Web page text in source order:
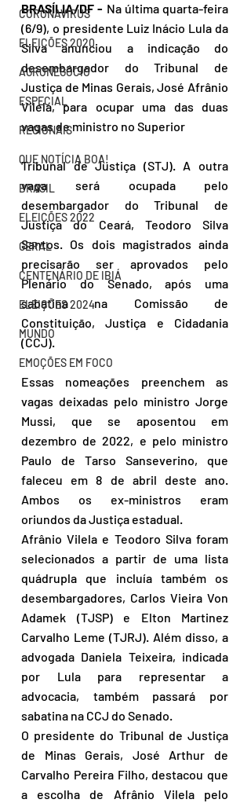
CORONAVÍRUS
ELEIÇÕES 2020
AGRONEGÓCIO
ESPECIAL
REGIONAIS
QUE NOTÍCIA BOA!
BRASIL
ELEIÇÕES 2022
GERAL
CENTENÁRIO DE IBIÁ
ELEIÇÕES 2024
MUNDO
EMOÇÕES EM FOCO
BRASÍLIA/DF - Na última quarta-feira
(6/9), o presidente Luiz Inácio Lula da
Silva anunciou a indicação do
desembargador do Tribunal de
Justiça de Minas Gerais, José Afrânio
Vilela, para ocupar uma das duas
vagas de ministro no Superior
Tribunal de Justiça (STJ). A outra
vaga será ocupada pelo
desembargador do Tribunal de
Justiça do Ceará, Teodoro Silva
Santos. Os dois magistrados ainda
precisarão ser aprovados pelo
Plenário do Senado, após uma
sabatina na Comissão de
Constituição, Justiça e Cidadania
(CCJ).
Essas nomeações preenchem as
vagas deixadas pelo ministro Jorge
Mussi, que se aposentou em
dezembro de 2022, e pelo ministro
Paulo de Tarso Sanseverino, que
faleceu em 8 de abril deste ano.
Ambos os ex-ministros eram
oriundos da Justiça estadual.
Afrânio Vilela e Teodoro Silva foram
selecionados a partir de uma lista
quádrupla que incluía também os
desembargadores, Carlos Vieira Von
Adamek (TJSP) e Elton Martinez
Carvalho Leme (TJRJ). Além disso, a
advogada Daniela Teixeira, indicada
por Lula para representar a
advocacia, também passará por
sabatina na CCJ do Senado.
O presidente do Tribunal de Justiça
de Minas Gerais, José Arthur de
Carvalho Pereira Filho, destacou que
a escolha de Afrânio Vilela pelo